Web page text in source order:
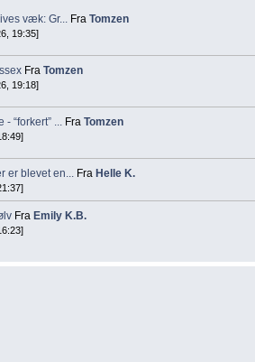
væk: Gr... Fra Tomzen
19:35]
Fra Tomzen
19:18]
“forkert” ... Fra Tomzen
er blevet en... Fra Helle K.
Fra Emily K.B.